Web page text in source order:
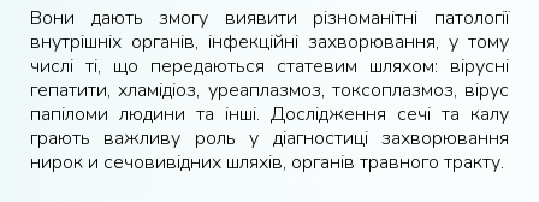
Вони дають змогу виявити різноманітні патології
внутрішніх органів, інфекційні захворювання, у тому
числі ті, що передаються статевим шляхом: вірусні
гепатити, хламідіоз, уреаплазмоз, токсоплазмоз, вірус
папіломи людини та інші. Дослідження сечі та калу
грають важливу роль у діагностиці захворювання
нирок и сечовивідних шляхів, органів травного тракту.